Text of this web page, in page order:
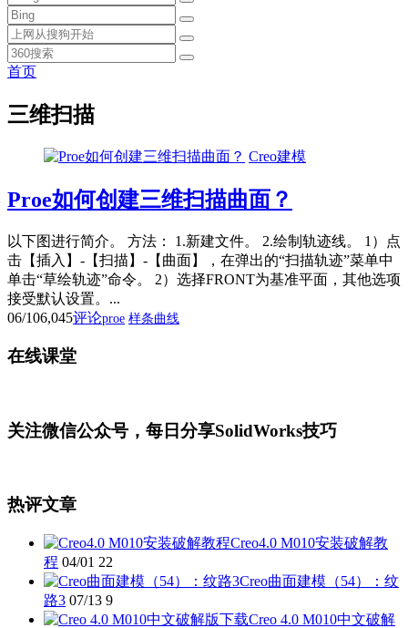
首页
三维扫描
Creo建模
Proe如何创建三维扫描曲面？
以下图进行简介。 方法： 1.新建文件。 2.绘制轨迹线。 1）点
击【插入】-【扫描】-【曲面】，在弹出的“扫描轨迹”菜单中
单击“草绘轨迹”命令。 2）选择FRONT为基准平面，其他选项
接受默认设置。...
06/106,045评论proe 样条曲线
在线课堂
关注微信公众号，每日分享SolidWorks技巧
热评文章
Creo4.0 M010安装破解教
程 04/01 22
Creo曲面建模（54）：纹
路3 07/13 9
Creo 4.0 M010中文破解